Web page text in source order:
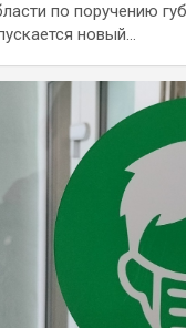
по поручению
новый…